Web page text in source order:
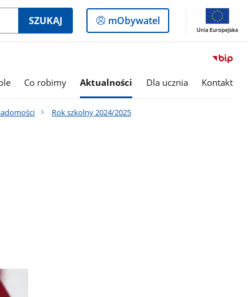
SZUKAJ
Logowanie
do
mObywatel
Co robimy Aktualności Dla ucznia Kontakt
Rok szkolny 2024/2025